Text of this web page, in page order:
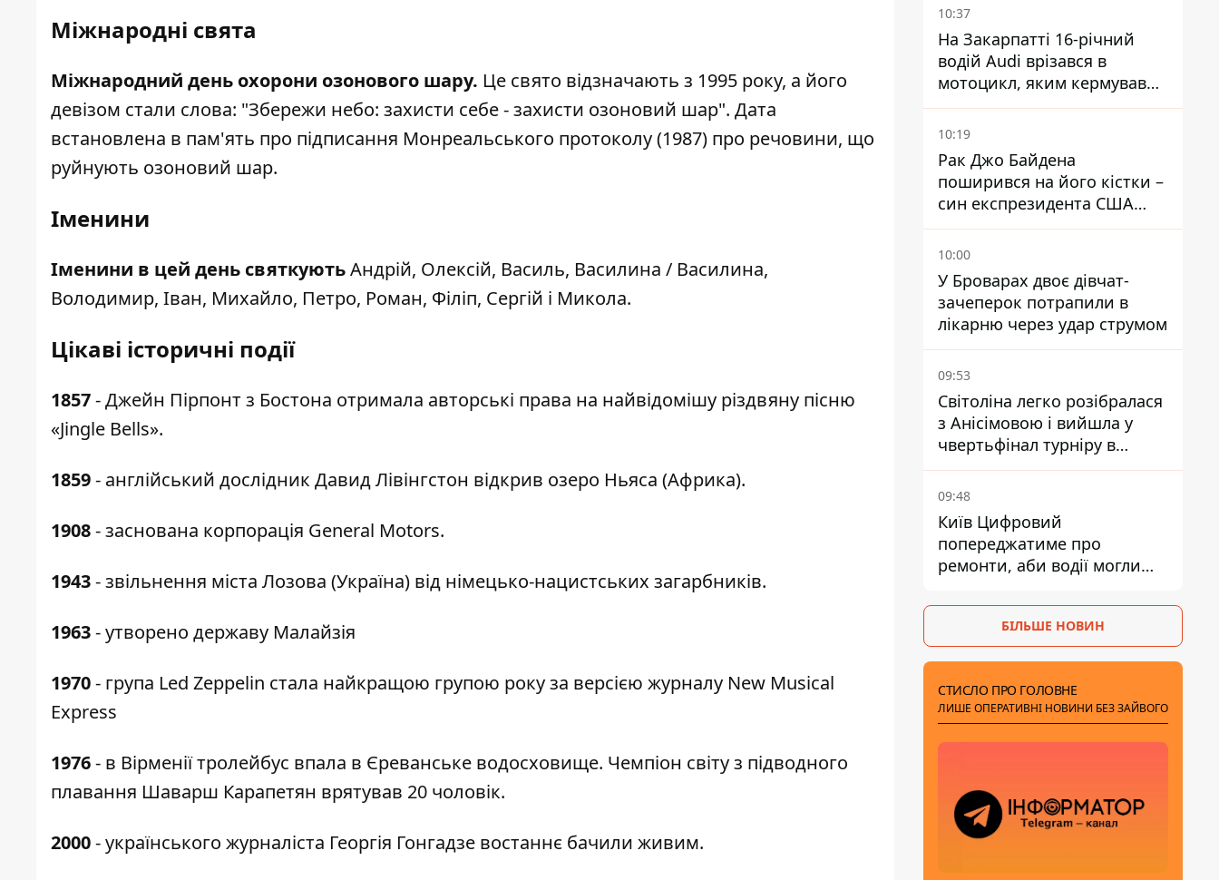
Міжнародні свята
Міжнародний день охорони озонового шару. Це свято відзначають з 1995 року, а його
девізом стали слова: "Збережи небо: захисти себе - захисти озоновий шар". Дата
встановлена в пам'ять про підписання Монреальського протоколу (1987) про речовини, що
руйнують озоновий шар.
Іменини
Іменини в цей день святкуютьАндрій, Олексій, Василь, Василина / Василина,
Володимир, Іван, Михайло, Петро, Роман, Філіп, Сергій і Микола.
Цікаві історичні події
1857- Джейн Пірпонт з Бостона отримала авторські права на найвідомішу різдвяну пісню
«Jingle Bells».
1859- англійський дослідник Давид Лівінгстон відкрив озеро Ньяса (Африка).
1908- заснована корпорація General Motors.
1943- звільнення міста Лозова (Україна) від німецько-нацистських загарбників.
1963- утворено державу Малайзія
1970- група Led Zeppelin стала найкращою групою року за версією журналу New Musical
Express
1976- в Вірменії тролейбус впала в Єреванське водосховище. Чемпіон світу з підводного
плавання Шаварш Карапетян врятував 20 чоловік.
2000- українського журналіста Георгія Гонгадзе востаннє бачили живим.
10:37
На Закарпатті 16-річний
водій Audi врізався в
мотоцикл, яким кермував
10-річний хлопчик
10:19
Рак Джо Байдена
поширився на його кістки –
син експрезидента США
розповів, що хвороба
батька прогресує
10:00
У Броварах двоє дівчат-
зачеперок потрапили в
лікарню через удар струмом
09:53
Світоліна легко розібралася
з Анісімовою і вийшла у
чвертьфінал турніру в
Торонто
09:48
Київ Цифровий
попереджатиме про
ремонти, аби водії могли
БІЛЬШЕ НОВИН
СТИСЛО ПРО ГОЛОВНЕ
ЛИШЕ ОПЕРАТИВНІ НОВИНИ БЕЗ ЗАЙВОГО